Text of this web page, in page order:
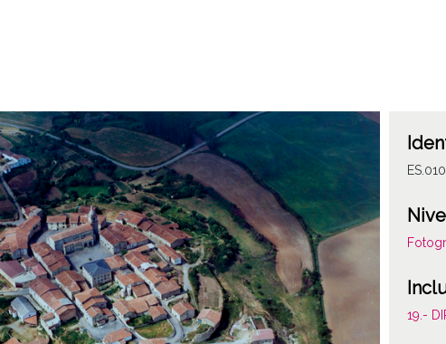
19.-